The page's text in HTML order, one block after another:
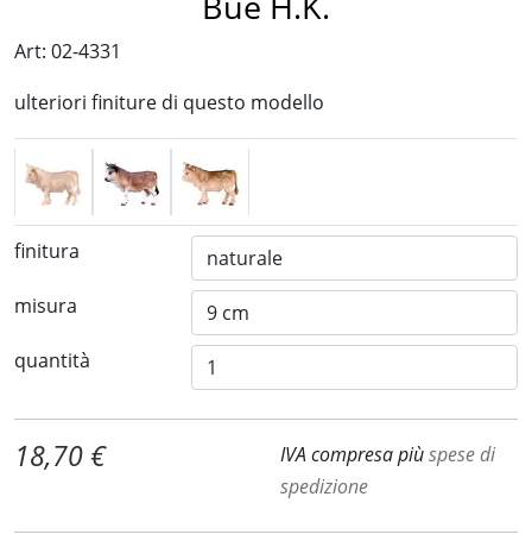
Art: 02-4331
ulteriori finiture di questo modello
finitura
misura
quantità
18,70 € IVA compresa piùspese di
spedizione